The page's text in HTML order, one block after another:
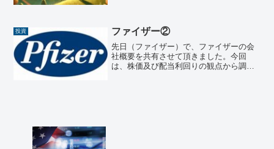
願いします！
投資 ファイザー②
先日（ファイザー）で、ファイザーの会
社概要を共有させて頂きました。今回
は、株価及び配当利回りの観点から調べ